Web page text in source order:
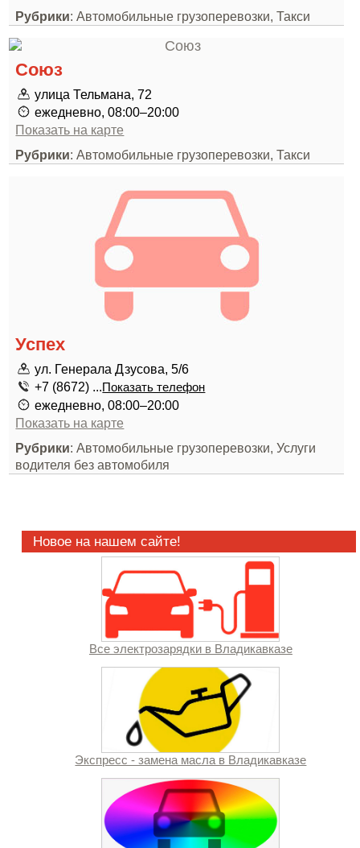
Рубрики: Автомобильные грузоперевозки, Такси
Союз
улица Тельмана, 72
ежедневно, 08:00–20:00
Показать на карте
Рубрики: Автомобильные грузоперевозки, Такси
Успех
ул. Генерала Дзусова, 5/6
+7 (8672) ...Показать телефон
ежедневно, 08:00–20:00
Показать на карте
Рубрики: Автомобильные грузоперевозки, Услуги
водителя без автомобиля
Новое на нашем сайте!
Все электрозарядки в Владикавказе
Экспресс - замена масла в Владикавказе